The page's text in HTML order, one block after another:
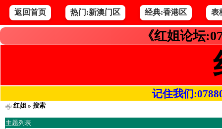
返回首页 热门:新澳门区 经典:香港区 表
《红姐论坛
记住我们
红姐» 搜索
主题列表